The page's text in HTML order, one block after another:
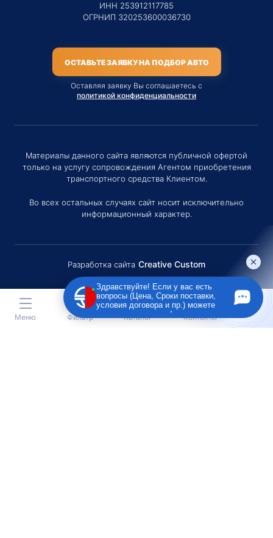
ИНН 253912117785
ОГРНИП 320253600036730
ОСТАВЬТЕ ЗАЯВКУ НА ПОДБОР АВТО
Оставляя заявку Вы соглашаетесь с
политикой конфиденциальности
Материалы данного сайта являются публичной офертой
только на услугу сопровождения Агентом приобретения
транспортного средства Клиентом.
Во всех остальных случаях сайт носит исключительно
информационный характер.
Разработка сайта Creative Custom
Меню Фильтр Каталог Контакты
Здравствуйте! Если у вас есть
вопросы (Цена, Сроки поставки,
условия договора и пр.) можете
задать их мне в чат!